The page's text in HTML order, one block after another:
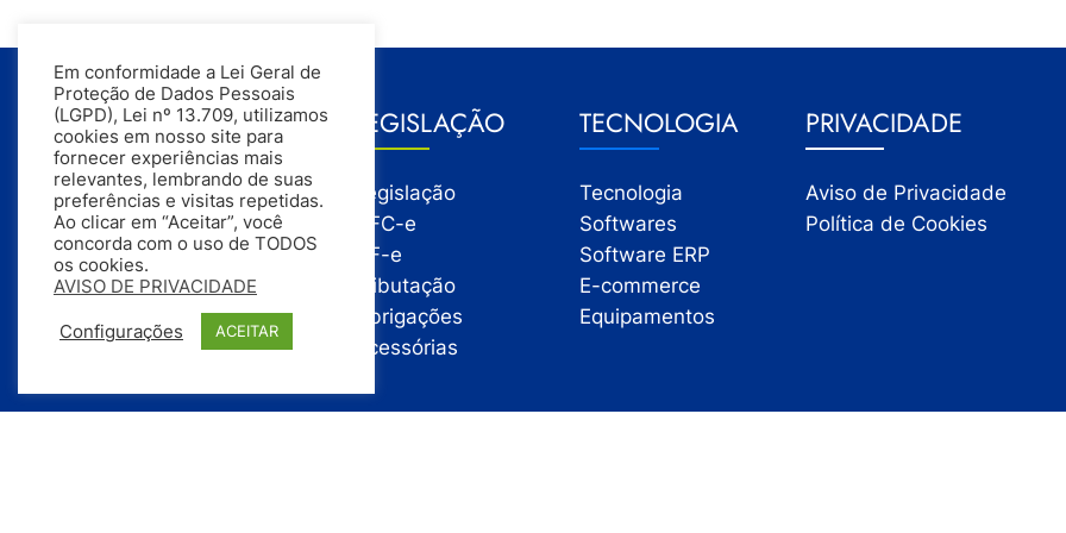
GESTÃO
Gestão
Gestão Financeira
Gestão de Pessoas
Compras
Estoque
Vendas
LEGISLAÇÃO
Legislação
NFC-e
NF-e
Tributação
Obrigações
Acessórias
TECNOLOGIA
Tecnologia
Softwares
Software ERP
E-commerce
Equipamentos
PRIVACIDADE
Aviso de Privacidade
Política de Cookies
Em conformidade a Lei Geral de
Proteção de Dados Pessoais
(LGPD), Lei nº 13.709, utilizamos
cookies em nosso site para
fornecer experiências mais
relevantes, lembrando de suas
preferências e visitas repetidas.
Ao clicar em “Aceitar”, você
concorda com o uso de TODOS
os cookies.
AVISO DE PRIVACIDADE
Configurações ACEITAR